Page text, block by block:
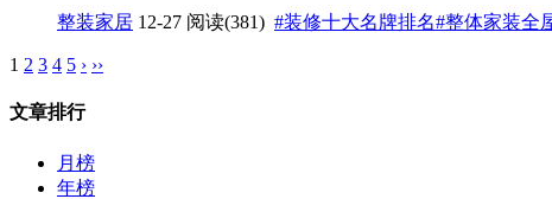
整装家居 12-27 阅读(381) #装修十大名牌排名#整体家装全
1 2 3 4 5 › ››
文章排行
月榜
年榜